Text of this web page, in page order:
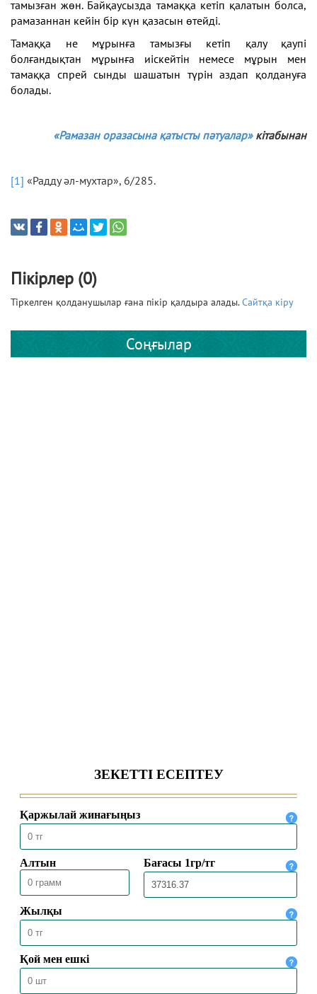
тамызған жөн. Байқаусызда тамаққа кетіп қалатын болса,
рамазаннан кейін бір күн қазасын өтейді.
Тамаққа не мұрынға тамызғы кетіп қалу қаупі
болғандықтан мұрынға иіскейтін немесе мұрын мен
тамаққа спрей сынды шашатын түрін аздап қолдануға
болады.
«Рамазан оразасына қатысты пәтуалар»кітабынан
[1] «Радду әл-мухтар», 6/285.
Пікірлер (0)
Тіркелген қолданушылар ғана пікір қалдыра алады.Сайтқа кіру
Соңғылар